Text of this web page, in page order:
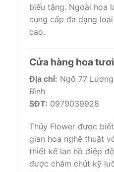
biếu tặng. Ngoài hoa
cung cấp đa dạng
cao.
Cửa hàng hoa
Địa chỉ: Ngõ 77
Bình
SĐT: 0979039928
Thủy Flower được
gian hoa nghệ thuật
thiết kế lan hồ điệp
được chăm chút kỹ